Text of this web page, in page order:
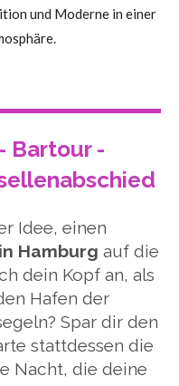
und Moderne in einer
Bartour -
Idee, einen
Hamburg auf die
dein Kopf an, als
Hafen der
Spar dir den
stattdessen die
Nacht, die deine